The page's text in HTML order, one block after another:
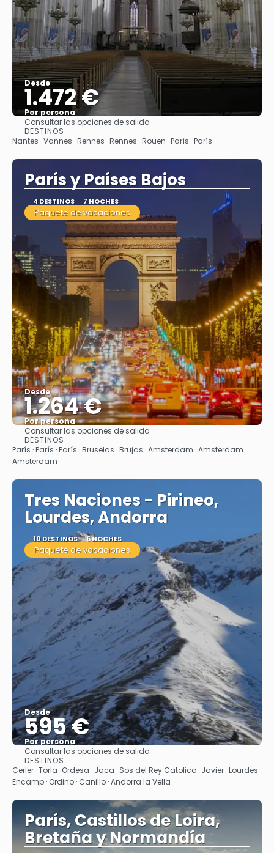
Desde
1.472 €
Por persona
Ver
Consultar las opciones de salida
DESTINOS
Nantes · Vannes · Rennes · Rennes · Rouen · París · París
París y Países Bajos
4 DESTINOS 7 NOCHES
Paquete de vacaciones
Desde
1.264 €
Por persona
Ver
Consultar las opciones de salida
DESTINOS
París · París · París · Bruselas · Brujas · Amsterdam · Amsterdam ·
Amsterdam
Tres Naciones - Pirineo,
Lourdes, Andorra
10 DESTINOS 6 NOCHES
Paquete de vacaciones
Desde
595 €
Por persona
Ver
Consultar las opciones de salida
DESTINOS
Cerler · Torla-Ordesa · Jaca · Sos del Rey Catolico · Javier · Lourdes ·
Encamp · Ordino · Canillo · Andorra la Vella
París, Castillos de Loira,
Bretaña y Normandía